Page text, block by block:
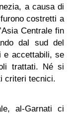
a causa di
costretti a
Centrale fin
dal sud del
e accettabili, se
trattati. Né si
criteri tecnici.
al-Garnati ci